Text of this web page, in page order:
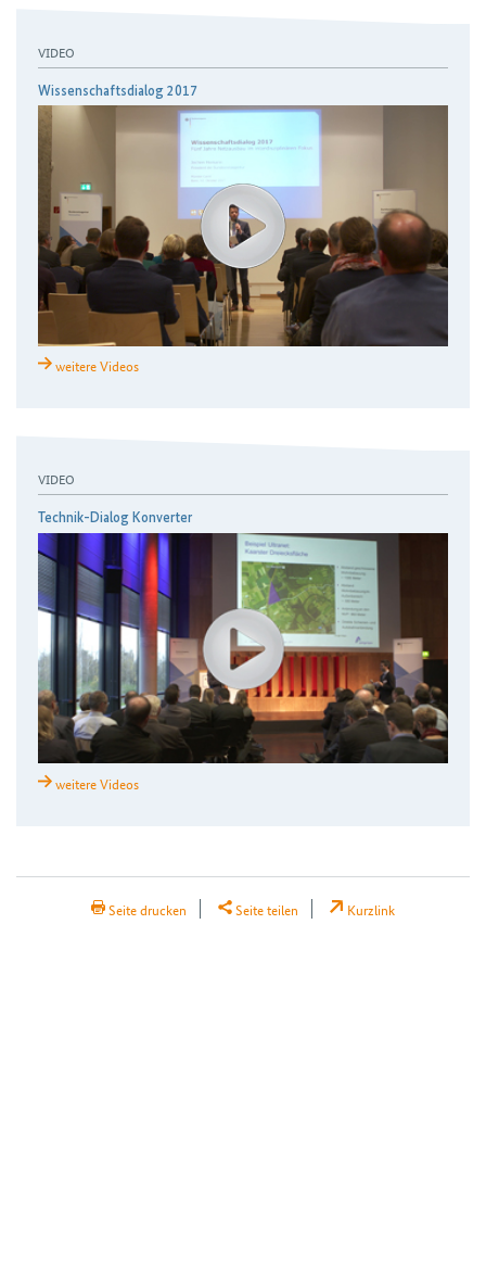
VIDEO
Wissenschaftsdialog 2017
weitere Videos
VIDEO
Technik-Dialog Konverter
weitere Videos
Seite drucken Seite teilen Kurzlink